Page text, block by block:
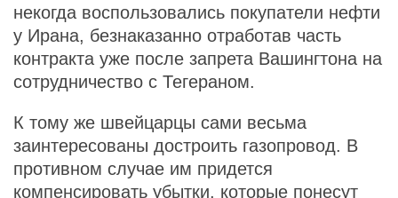
некогда воспользовались покупатели нефти
у Ирана, безнаказанно отработав часть
контракта уже после запрета Вашингтона на
сотрудничество с Тегераном.
К тому же швейцарцы сами весьма
заинтересованы достроить газопровод. В
противном случае им придется
компенсировать убытки, которые понесут